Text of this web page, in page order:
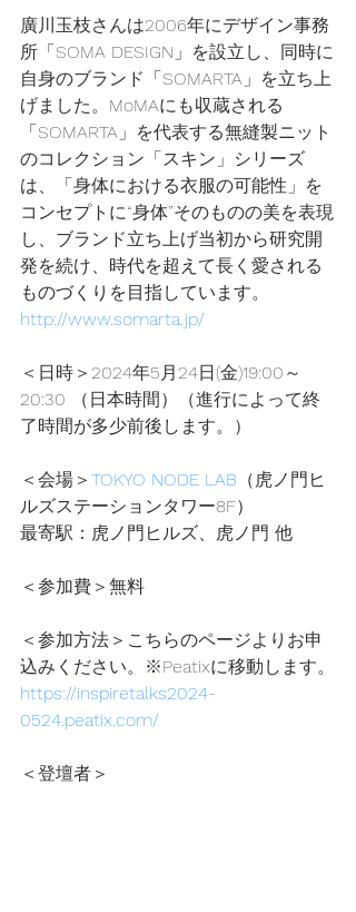
廣川玉枝さんは2006年にデザイン事務
所「SOMA DESIGN」を設立し、同時に
自身のブランド「SOMARTA」を立ち上
げました。MoMAにも収蔵される
「SOMARTA」を代表する無縫製ニット
のコレクション「スキン」シリーズ
は、「身体における衣服の可能性」を
コンセプトに“身体”そのものの美を表現
し、ブランド立ち上げ当初から研究開
発を続け、時代を超えて長く愛される
ものづくりを目指しています。
http://www.somarta.jp/
＜日時＞2024年5月24日(金)19:00～
20:30 （日本時間）（進行によって終
了時間が多少前後します。）
＜会場＞ TOKYO NODE LAB （虎ノ門ヒ
ルズステーションタワー8F）
最寄駅：虎ノ門ヒルズ、虎ノ門 他
＜参加費＞無料
＜参加方法＞こちらのページよりお申
込みください。※Peatixに移動します。
https://inspiretalks2024-
0524.peatix.com/
＜登壇者＞